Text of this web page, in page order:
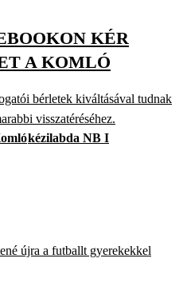
KÉR
A KOMLÓ
bérletek kiváltásával tudnak
visszatéréséhez.
kézilabda NB I
újra a futballt gyerekekkel